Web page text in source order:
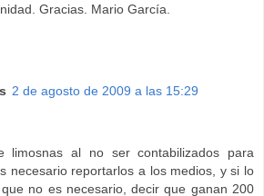
Gracias. Mario García.
2 de agosto de 2009 a las 15:29
limosnas al no ser contabilizados para
necesario reportarlos a los medios, y si lo
no es necesario, decir que ganan 200